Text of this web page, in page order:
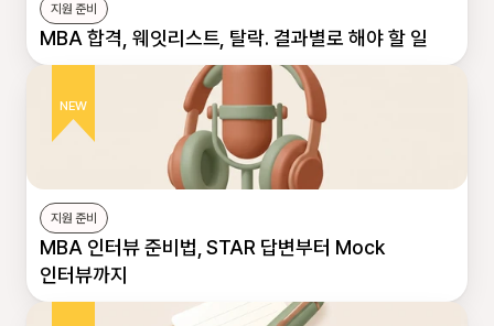
지원 준비
MBA 합격, 웨잇리스트, 탈락. 결과별로 해야 할 일
NEW
지원 준비
MBA 인터뷰 준비법, STAR 답변부터 Mock
인터뷰까지